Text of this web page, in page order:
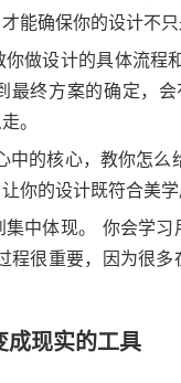
能确保你的设计不
你做设计的具体流程
最终方案的确定，
。
中的核心，教你怎
你的设计既符合美
集中体现。 你会学
程很重要，因为很
成现实的工具